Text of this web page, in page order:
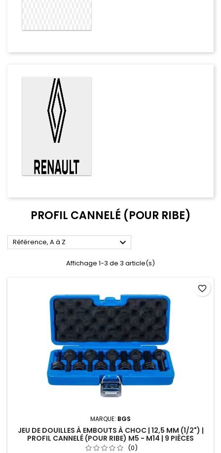
PROFIL CANNELÉ (POUR RIBE)
Référence, A à Z 
Affichage 1-3 de 3 article(s)
MARQUE: BGS
JEU DE DOUILLES À EMBOUTS À CHOC | 12,5 MM (1/2") |
PROFIL CANNELÉ (POUR RIBE) M5 - M14 | 9 PIÈCES
(0)
favorite_border